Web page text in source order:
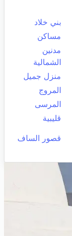
بني خلاد
مساكن
مدنين
الشمالية
منزل جميل
المروج
المرسى
قليبية
قصور الساف